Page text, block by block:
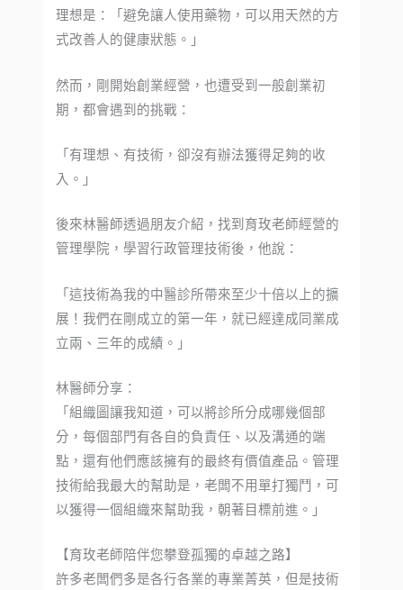
理想是：「避免讓人使用藥物，可以用天然的方
式改善人的健康狀態。」
然而，剛開始創業經營，也遭受到一般創業初
期，都會遇到的挑戰：
「有理想、有技術，卻沒有辦法獲得足夠的收
入。」
後來林醫師透過朋友介紹，找到育玫老師經營的
管理學院，學習行政管理技術後，他說：
「這技術為我的中醫診所帶來至少十倍以上的擴
展！我們在剛成立的第一年，就已經達成同業成
立兩、三年的成績。」
林醫師分享：
「組織圖讓我知道，可以將診所分成哪幾個部
分，每個部門有各自的負責任、以及溝通的端
點，還有他們應該擁有的最終有價值產品。管理
技術給我最大的幫助是，老闆不用單打獨鬥，可
以獲得一個組織來幫助我，朝著目標前進。」
【育玫老師陪伴您攀登孤獨的卓越之路】
許多老闆們多是各行各業的專業菁英，但是技術